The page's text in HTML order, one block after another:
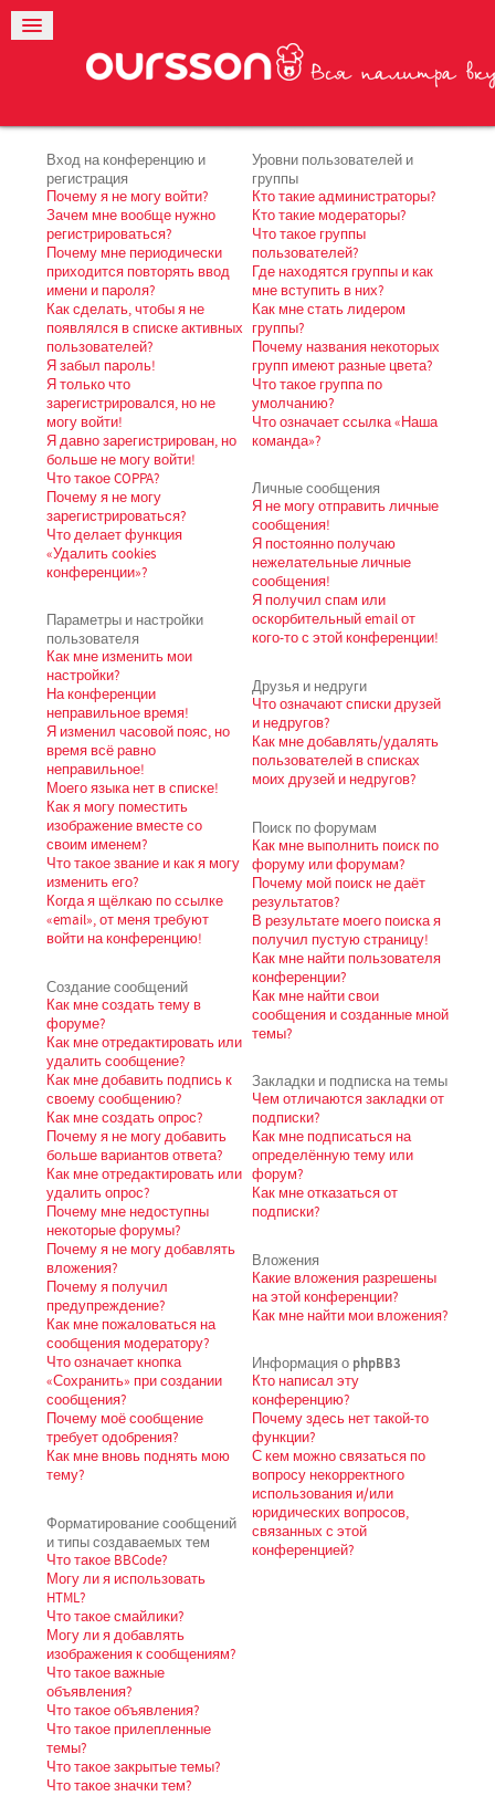
Вход на конференцию и
регистрация
Почему я не могу войти?
Зачем мне вообще нужно
регистрироваться?
Почему мне периодически
приходится повторять ввод
имени и пароля?
Как сделать, чтобы я не
появлялся в списке активных
пользователей?
Я забыл пароль!
Я только что
зарегистрировался, но не
могу войти!
Я давно зарегистрирован, но
больше не могу войти!
Что такое COPPA?
Почему я не могу
зарегистрироваться?
Что делает функция
«Удалить cookies
конференции»?
Параметры и настройки
пользователя
Как мне изменить мои
настройки?
На конференции
неправильное время!
Я изменил часовой пояс, но
время всё равно
неправильное!
Моего языка нет в списке!
Как я могу поместить
изображение вместе со
своим именем?
Что такое звание и как я могу
изменить его?
Когда я щёлкаю по ссылке
«email», от меня требуют
войти на конференцию!
Создание сообщений
Как мне создать тему в
форуме?
Как мне отредактировать или
удалить сообщение?
Как мне добавить подпись к
своему сообщению?
Как мне создать опрос?
Почему я не могу добавить
больше вариантов ответа?
Как мне отредактировать или
удалить опрос?
Почему мне недоступны
некоторые форумы?
Почему я не могу добавлять
вложения?
Почему я получил
предупреждение?
Как мне пожаловаться на
сообщения модератору?
Что означает кнопка
«Сохранить» при создании
сообщения?
Почему моё сообщение
требует одобрения?
Как мне вновь поднять мою
тему?
Форматирование сообщений
и типы создаваемых тем
Что такое BBCode?
Могу ли я использовать
HTML?
Что такое смайлики?
Могу ли я добавлять
изображения к сообщениям?
Что такое важные
объявления?
Что такое объявления?
Что такое прилепленные
темы?
Что такое закрытые темы?
Что такое значки тем?
Уровни пользователей и
группы
Кто такие администраторы?
Кто такие модераторы?
Что такое группы
пользователей?
Где находятся группы и как
мне вступить в них?
Как мне стать лидером
группы?
Почему названия некоторых
групп имеют разные цвета?
Что такое группа по
умолчанию?
Что означает ссылка «Наша
команда»?
Личные сообщения
Я не могу отправить личные
сообщения!
Я постоянно получаю
нежелательные личные
сообщения!
Я получил спам или
оскорбительный email от
кого-то с этой конференции!
Друзья и недруги
Что означают списки друзей
и недругов?
Как мне добавлять/удалять
пользователей в списках
моих друзей и недругов?
Поиск по форумам
Как мне выполнить поиск по
форуму или форумам?
Почему мой поиск не даёт
результатов?
В результате моего поиска я
получил пустую страницу!
Как мне найти пользователя
конференции?
Как мне найти свои
сообщения и созданные мной
темы?
Закладки и подписка на темы
Чем отличаются закладки от
подписки?
Как мне подписаться на
определённую тему или
форум?
Как мне отказаться от
подписки?
Вложения
Какие вложения разрешены
на этой конференции?
Как мне найти мои вложения?
Информация о phpBB3
Кто написал эту
конференцию?
Почему здесь нет такой-то
функции?
С кем можно связаться по
вопросу некорректного
использования и/или
юридических вопросов,
связанных с этой
конференцией?